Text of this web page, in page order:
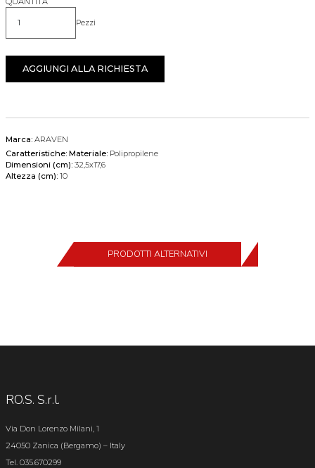
Quantità Pezzi
AGGIUNGI ALLA RICHIESTA
Marca: ARAVEN
Caratteristiche: Materiale: Polipropilene
Dimensioni (cm): 32,5x17,6
Altezza (cm): 10
PRODOTTI ALTERNATIVI
RO.S. S.r.l.
Via Don Lorenzo Milani, 1
24050 Zanica (Bergamo) – Italy
Tel. 035.670299